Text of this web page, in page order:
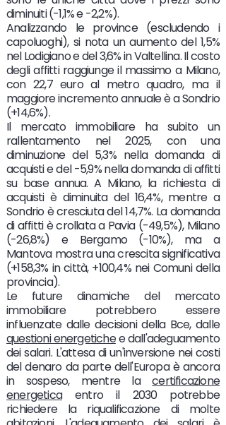
diminuiti (-1,1% e -2,2%).
Analizzando le province (escludendo i
capoluoghi), si nota un aumento del 1,5%
nel Lodigiano e del 3,6% in Valtellina. Il costo
degli affitti raggiunge il massimo a Milano,
con 22,7 euro al metro quadro, ma il
maggiore incremento annuale è a Sondrio
(+14,6%).
Il mercato immobiliare ha subito un
rallentamento nel 2025, con una
diminuzione del 5,3% nella domanda di
acquisti e del -5,9% nella domanda di affitti
su base annua. A Milano, la richiesta di
acquisti è diminuita del 16,4%, mentre a
Sondrio è cresciuta del 14,7%. La domanda
di affitti è crollata a Pavia (-49,5%), Milano
(-26,8%) e Bergamo (-10%), ma a
Mantova mostra una crescita significativa
(+158,3% in città, +100,4% nei Comuni della
provincia).
Le future dinamiche del mercato
immobiliare potrebbero essere
influenzate dalle decisioni della Bce, dalle
questioni energetichee dall'adeguamento
dei salari. L'attesa di un'inversione nei costi
del denaro da parte dell'Europa è ancora
in sospeso, mentre lacertificazione
energeticaentro il 2030 potrebbe
richiedere la riqualificazione di molte